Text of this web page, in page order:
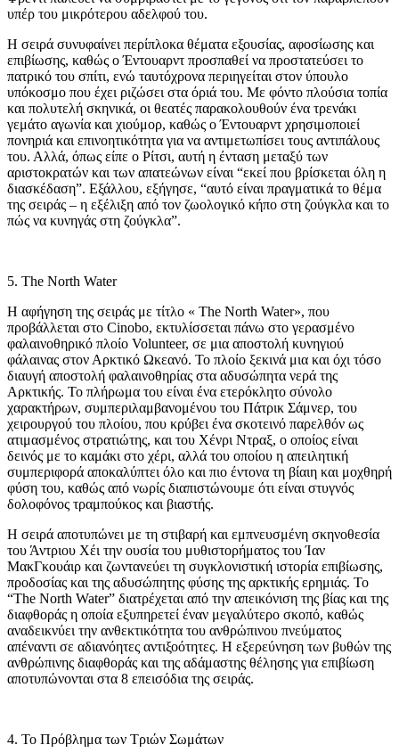
υπέρ του μικρότερου αδελφού του.
Η σειρά συνυφαίνει περίπλοκα θέματα εξουσίας, αφοσίωσης και
επιβίωσης, καθώς ο Έντουαρντ προσπαθεί να προστατεύσει το
πατρικό του σπίτι, ενώ ταυτόχρονα περιηγείται στον ύπουλο
υπόκοσμο που έχει ριζώσει στα όριά του. Με φόντο πλούσια τοπία
και πολυτελή σκηνικά, οι θεατές παρακολουθούν ένα τρενάκι
γεμάτο αγωνία και χιούμορ, καθώς ο Έντουαρντ χρησιμοποιεί
πονηριά και επινοητικότητα για να αντιμετωπίσει τους αντιπάλους
του. Αλλά, όπως είπε ο Ρίτσι, αυτή η ένταση μεταξύ των
αριστοκρατών και των απατεώνων είναι “εκεί που βρίσκεται όλη η
διασκέδαση”. Εξάλλου, εξήγησε, “αυτό είναι πραγματικά το θέμα
της σειράς – η εξέλιξη από τον ζωολογικό κήπο στη ζούγκλα και το
πώς να κυνηγάς στη ζούγκλα”.
5. The North Water
Η αφήγηση της σειράς με τίτλο « The North Water», που
προβάλλεται στο Cinobo, εκτυλίσσεται πάνω στο γερασμένο
φαλαινοθηρικό πλοίο Volunteer, σε μια αποστολή κυνηγιού
φάλαινας στον Αρκτικό Ωκεανό. Το πλοίο ξεκινά μια και όχι τόσο
διαυγή αποστολή φαλαινοθηρίας στα αδυσώπητα νερά της
Αρκτικής. Το πλήρωμα του είναι ένα ετερόκλητο σύνολο
χαρακτήρων, συμπεριλαμβανομένου του Πάτρικ Σάμνερ, του
χειρουργού του πλοίου, που κρύβει ένα σκοτεινό παρελθόν ως
ατιμασμένος στρατιώτης, και του Χένρι Ντραξ, ο οποίος είναι
δεινός με το καμάκι στο χέρι, αλλά του οποίου η απειλητική
συμπεριφορά αποκαλύπτει όλο και πιο έντονα τη βίαιη και μοχθηρή
φύση του, καθώς από νωρίς διαπιστώνουμε ότι είναι στυγνός
δολοφόνος τραμπούκος και βιαστής.
Η σειρά αποτυπώνει με τη στιβαρή και εμπνευσμένη σκηνοθεσία
του Άντριου Χέι την ουσία του μυθιστορήματος του Ίαν
ΜακΓκουάιρ και ζωντανεύει τη συγκλονιστική ιστορία επιβίωσης,
προδοσίας και της αδυσώπητης φύσης της αρκτικής ερημιάς. Το
“The North Water” διατρέχεται από την απεικόνιση της βίας και της
διαφθοράς η οποία εξυπηρετεί έναν μεγαλύτερο σκοπό, καθώς
αναδεικνύει την ανθεκτικότητα του ανθρώπινου πνεύματος
απέναντι σε αδιανόητες αντιξοότητες. Η εξερεύνηση των βυθών της
ανθρώπινης διαφθοράς και της αδάμαστης θέλησης για επιβίωση
αποτυπώνονται στα 8 επεισόδια της σειράς.
4. Το Πρόβλημα των Τριών Σωμάτων